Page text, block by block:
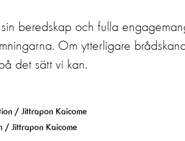
beredskap och fulla
Om ytterligare
det sätt vi kan.
/ Jittrapon Kaicome